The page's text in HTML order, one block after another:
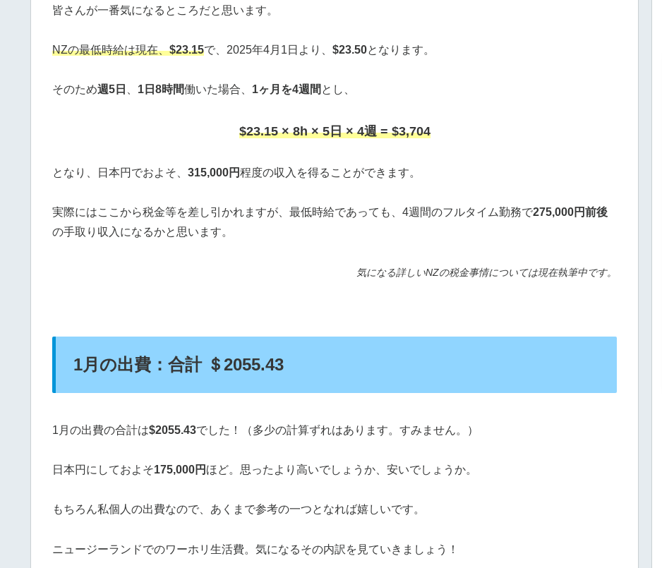
皆さんが一番気になるところだと思います。
NZの最低時給は現在、$23.15で、2025年4月1日より、 $23.50となります。
そのため週5日 、 1日8時間働いた場合、 1ヶ月を4週間 とし、
$23.15 × 8h × 5日 × 4週 = $3,704
となり、日本円でおよそ、 315,000円程度の収入を得ることができます。
実際にはここから税金等を差し引かれますが、最低時給であっても、4週間のフルタイム勤務で275,000円前後
の手取り収入になるかと思います。
気になる詳しいNZの税金事情については現在執筆中です。
1月の出費：合計 ＄2055.43
1月の出費の合計は$2055.43でした！（多少の計算ずれはあります。すみません。）
日本円にしておよそ175,000円 ほど。思ったより高いでしょうか、安いでしょうか。
もちろん私個人の出費なので、あくまで参考の一つとなれば嬉しいです。
ニュージーランドでのワーホリ生活費。気になるその内訳を見ていきましょう！